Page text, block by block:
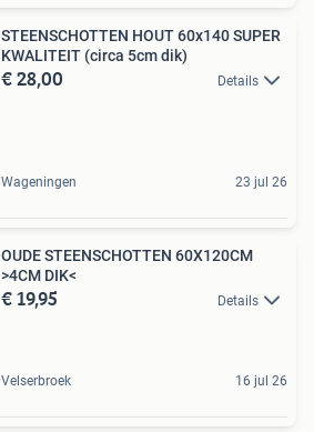
STEENSCHOTTEN HOUT 60x140 SUPER
KWALITEIT (circa 5cm dik)
€ 28,00 Details
Wageningen 23 jul 26
OUDE STEENSCHOTTEN 60X120CM
>4CM DIK<
€ 19,95 Details
Velserbroek 16 jul 26